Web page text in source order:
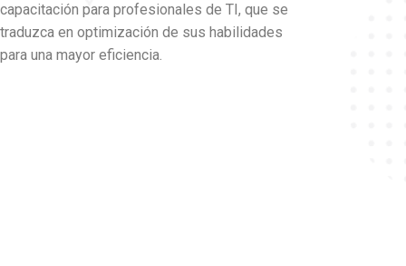
capacitación para profesionales de TI, que se
traduzca en optimización de sus habilidades
para una mayor eficiencia.